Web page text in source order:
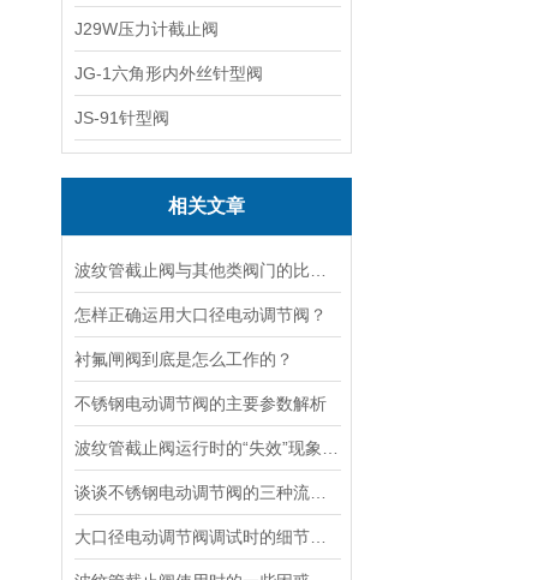
J29W压力计截止阀
JG-1六角形内外丝针型阀
JS-91针型阀
相关文章
怎样正确运用大口径电动调节阀？
衬氟闸阀到底是怎么工作的？
不锈钢电动调节阀的主要参数解析